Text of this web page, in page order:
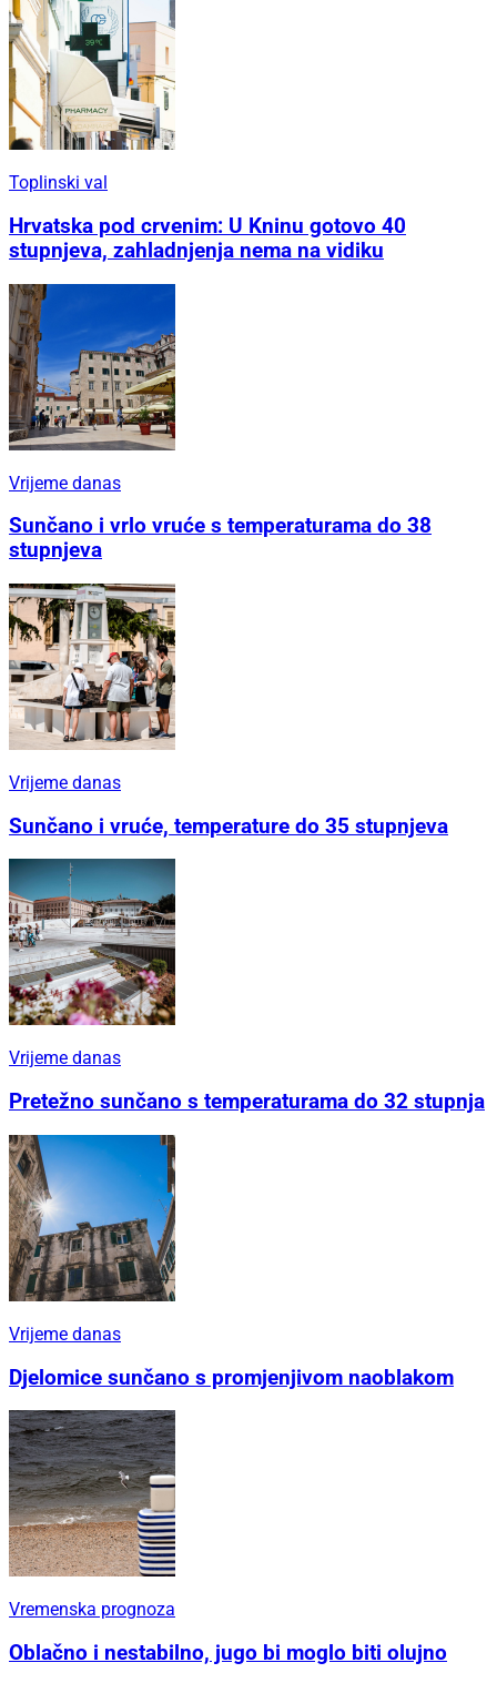
Toplinski val
Hrvatska pod crvenim: U Kninu gotovo 40
stupnjeva, zahladnjenja nema na vidiku
Vrijeme danas
Sunčano i vrlo vruće s temperaturama do 38
stupnjeva
Vrijeme danas
Sunčano i vruće, temperature do 35 stupnjeva
Vrijeme danas
Pretežno sunčano s temperaturama do 32 stupnja
Vrijeme danas
Djelomice sunčano s promjenjivom naoblakom
Vremenska prognoza
Oblačno i nestabilno, jugo bi moglo biti olujno